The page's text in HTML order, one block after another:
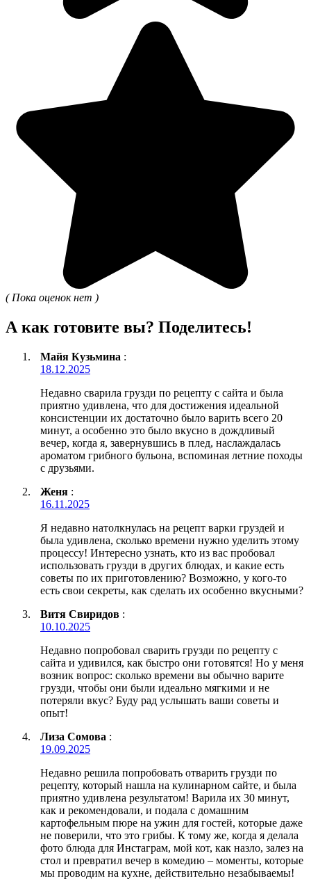
( Пока оценок нет )
А как готовите вы? Поделитесь!
Майя Кузьмина :
18.12.2025
Недавно сварила грузди по рецепту с сайта и была
приятно удивлена, что для достижения идеальной
консистенции их достаточно было варить всего 20
минут, а особенно это было вкусно в дождливый
вечер, когда я, завернувшись в плед, наслаждалась
ароматом грибного бульона, вспоминая летние походы
с друзьями.
Женя :
16.11.2025
Я недавно натолкнулась на рецепт варки груздей и
была удивлена, сколько времени нужно уделить этому
процессу! Интересно узнать, кто из вас пробовал
использовать грузди в других блюдах, и какие есть
советы по их приготовлению? Возможно, у кого-то
есть свои секреты, как сделать их особенно вкусными?
Витя Свиридов :
10.10.2025
Недавно попробовал сварить грузди по рецепту с
сайта и удивился, как быстро они готовятся! Но у меня
возник вопрос: сколько времени вы обычно варите
грузди, чтобы они были идеально мягкими и не
потеряли вкус? Буду рад услышать ваши советы и
опыт!
Лиза Сомова :
19.09.2025
Недавно решила попробовать отварить грузди по
рецепту, который нашла на кулинарном сайте, и была
приятно удивлена результатом! Варила их 30 минут,
как и рекомендовали, и подала с домашним
картофельным пюре на ужин для гостей, которые даже
не поверили, что это грибы. К тому же, когда я делала
фото блюда для Инстаграм, мой кот, как назло, залез на
стол и превратил вечер в комедию – моменты, которые
мы проводим на кухне, действительно незабываемы!